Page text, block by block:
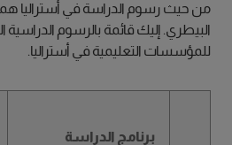
من حيث رسوم الدراسة في
البيطري. إليك قائمة بالرسوم
للمؤسسات التعليمية في أستراليا.
برنامج الدراسة